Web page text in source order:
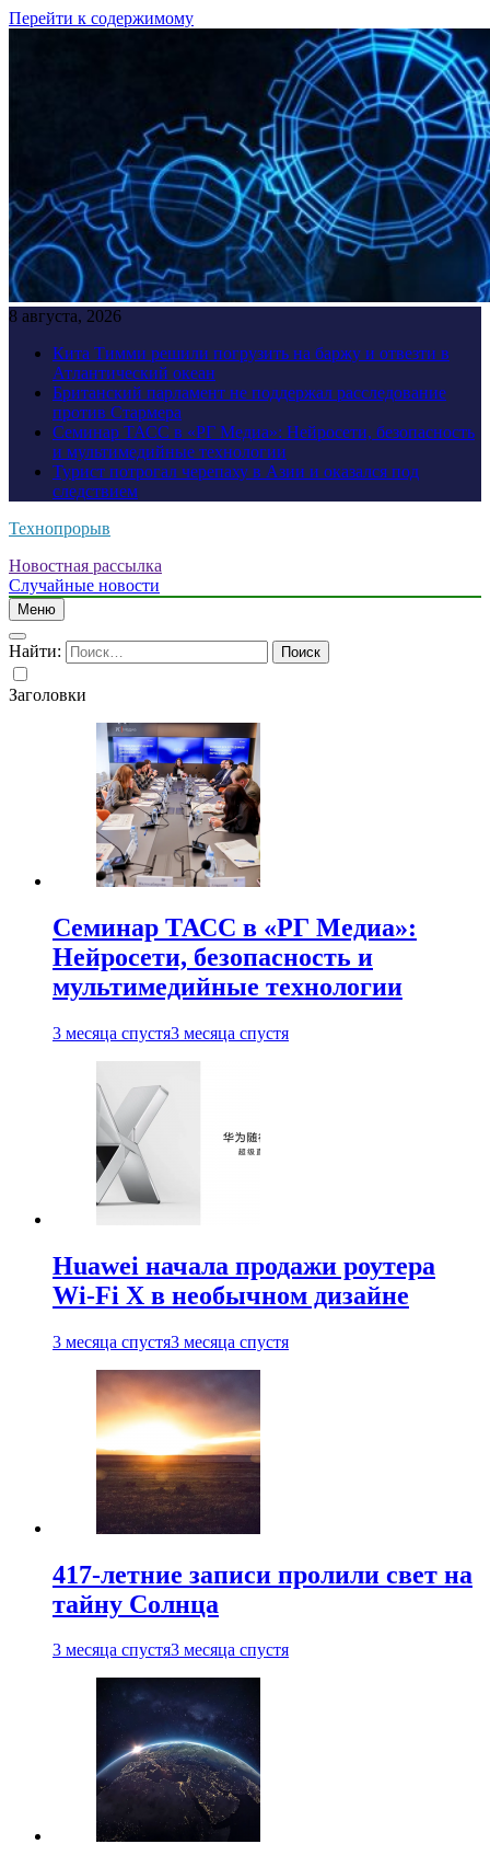
Перейти к содержимому
8 августа, 2026
Кита Тимми решили погрузить на баржу и отвезти в
Атлантический океан
Британский парламент не поддержал расследование
против Стармера
Семинар ТАСС в «РГ Медиа»: Нейросети, безопасность
и мультимедийные технологии
Турист потрогал черепаху в Азии и оказался под
следствием
Технопрорыв
Новостная рассылка
Случайные новости
Меню
Найти:
Заголовки
Семинар ТАСС в «РГ Медиа»:
Нейросети, безопасность и
мультимедийные технологии
3 месяца спустя3 месяца спустя
Huawei начала продажи роутера
Wi-Fi X в необычном дизайне
3 месяца спустя3 месяца спустя
417-летние записи пролили свет на
тайну Солнца
3 месяца спустя3 месяца спустя